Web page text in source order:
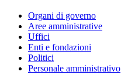
Organi di governo
Aree amministrative
Uffici
Enti e fondazioni
Politici
Personale amministrativo